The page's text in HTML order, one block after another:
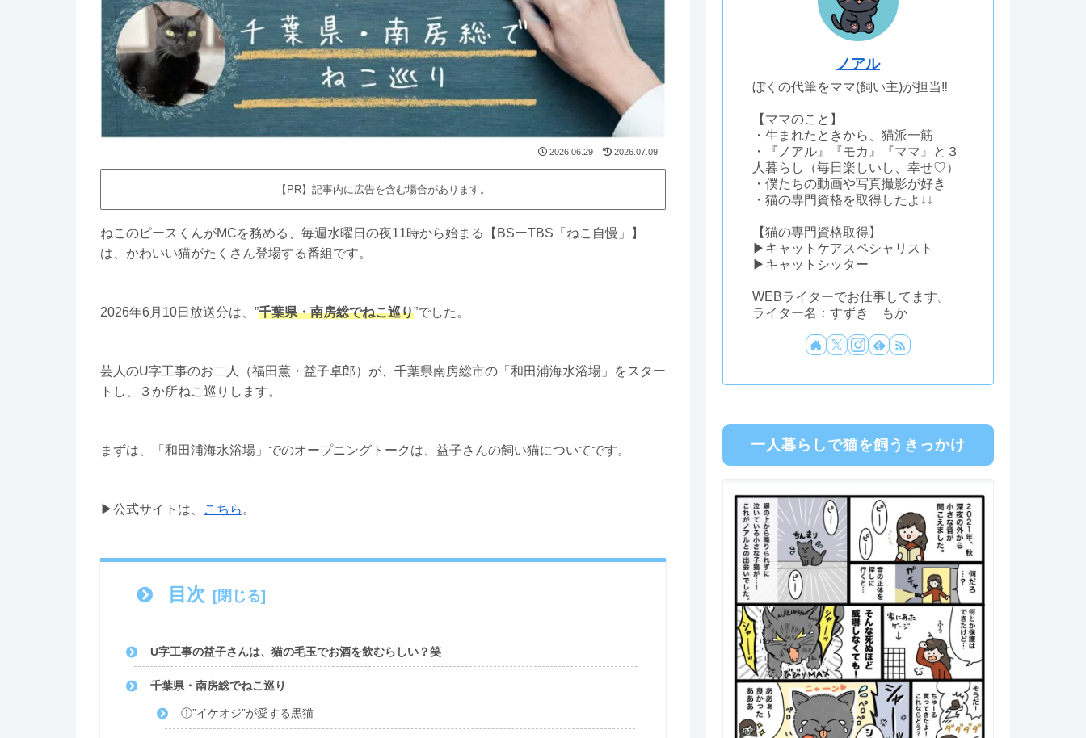
2026.06.29 2026.07.09
【PR】記事内に広告を含む場合があります。
ねこのピースくんがMCを務める、毎週水曜日の夜11時から始まる【BSーTBS「ねこ自慢」】
は、かわいい猫がたくさん登場する番組です。
2026年6月10日放送分は、”千葉県・南房総でねこ巡り”でした。
芸人のU字工事のお二人（福田薫・益子卓郎）が、千葉県南房総市の「和田浦海水浴場」をスター
トし、３か所ねこ巡りします。
まずは、「和田浦海水浴場」でのオープニングトークは、益子さんの飼い猫についてです。
▶公式サイトは、 こちら 。
目次
U字工事の益子さんは、猫の毛玉でお酒を飲むらしい？笑
千葉県・南房総でねこ巡り
①”イケオジ”が愛する黒猫
ノアル
ぼくの代筆をママ(飼い主)が担当‼
【ママのこと】
・生まれたときから、猫派一筋
・『ノアル』『モカ』『ママ』と３
人暮らし（毎日楽しいし、幸せ♡）
・僕たちの動画や写真撮影が好き
・猫の専門資格を取得したよ↓↓
【猫の専門資格取得】
▶キャットケアスペシャリスト
▶キャットシッター
WEBライターでお仕事してます。
ライター名：すずき もか
一人暮らしで猫を飼うきっかけ